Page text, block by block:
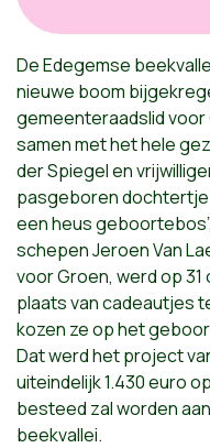
De Edegemse
nieuwe boom
gemeenteraadslid
samen met het hele
der Spiegel en
pasgeboren dochtertje.
een heus
schepen Jeroen Van
voor Groen, werd op 31
plaats van cadeautjes
kozen ze op het
Dat werd het project
uiteindelijk 1.430 euro
besteed zal worden
beekvallei.